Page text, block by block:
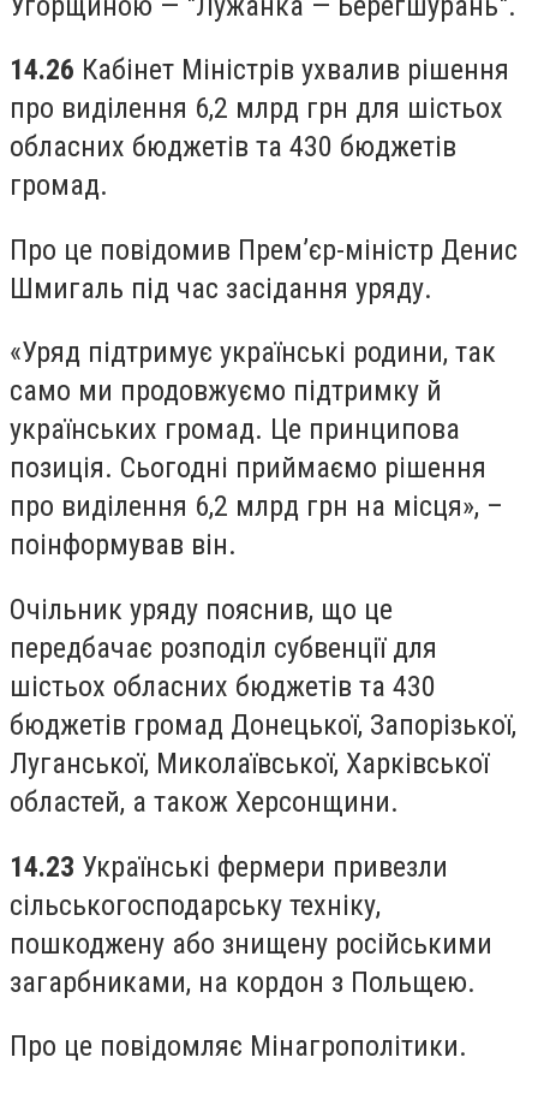
14.26 Кабінет Міністрів ухвалив рішення
про виділення 6,2 млрд грн для шістьох
обласних бюджетів та 430 бюджетів
громад.
Про це повідомив Прем’єр-міністр Денис
Шмигаль під час засідання уряду.
«Уряд підтримує українські родини, так
само ми продовжуємо підтримку й
українських громад. Це принципова
позиція. Сьогодні приймаємо рішення
про виділення 6,2 млрд грн на місця», –
поінформував він.
Очільник уряду пояснив, що це
передбачає розподіл субвенції для
шістьох обласних бюджетів та 430
бюджетів громад Донецької, Запорізької,
Луганської, Миколаївської, Харківської
областей, а також Херсонщини.
14.23 Українські фермери привезли
сільськогосподарську техніку,
пошкоджену або знищену російськими
загарбниками, на кордон з Польщею.
Про це повідомляє Мінагрополітики.